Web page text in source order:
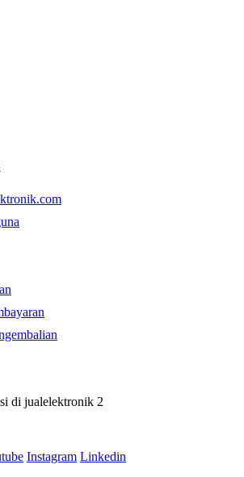
Instagram Linkedin